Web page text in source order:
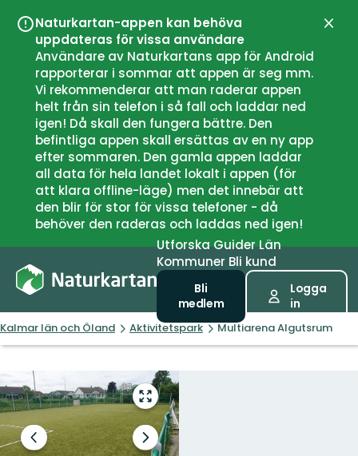
Naturkartan-appen kan behöva
uppdateras för vissa användare
Användare av Naturkartans app för Android
rapporterar i sommar att appen är seg mm.
Vi rekommenderar att man raderar appen
helt från sin telefon i så fall och laddar ned
igen! Då skall den fungera bättre. Den
befintliga appen skall ersättas av en ny app
efter sommaren. Den gamla appen laddar
all data för hela landet lokalt i appen (för
att klara offline-läge) men det innebär att
den blir för stor för vissa telefoner - då
behöver den raderas och laddas ned igen!
UtforskaGuiderLän
Kommuner Bli kund
Bli
medlem
Logga
in
Kalmar län och Öland Aktivitetspark Multiarena Algutsrum
Gå
till
helskärmsläge
Föregående
Nästa